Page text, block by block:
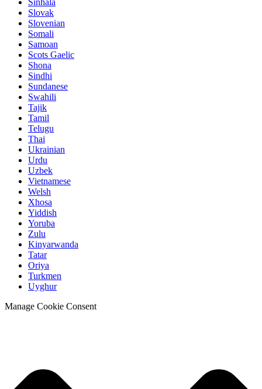
Slovak
Slovenian
Somali
Samoan
Scots Gaelic
Shona
Sindhi
Sundanese
Swahili
Tajik
Tamil
Telugu
Thai
Ukrainian
Urdu
Uzbek
Vietnamese
Welsh
Xhosa
Yiddish
Yoruba
Zulu
Kinyarwanda
Tatar
Oriya
Turkmen
Uyghur
Manage Cookie Consent